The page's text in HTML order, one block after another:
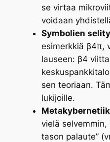
se virtaa
voidaan
Symbolien
esimerkkiä β4π,
lauseen: β4
sen teoriaan.
lukijoille.
vielä selvemmin,
tason palaute”